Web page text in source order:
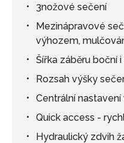
3nožové sečení
Mezinápravové
výhozem,
Šířka záběru boční
Rozsah výšky
Centrální
Quick access -
Hydraulický zdvih